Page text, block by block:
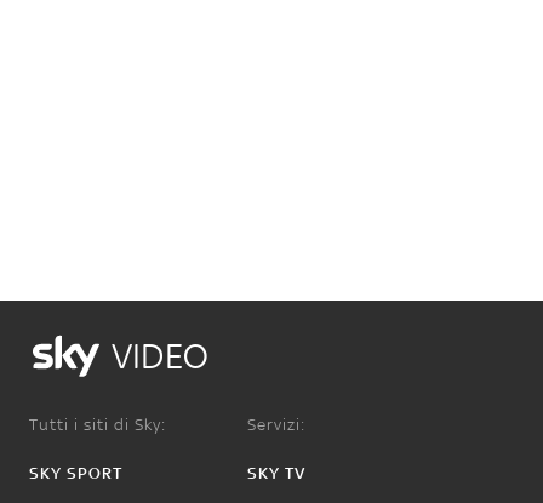
VIDEO
Tutti i siti di Sky:
SKY SPORT
Servizi:
SKY TV